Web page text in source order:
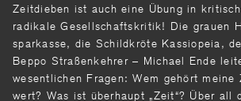
Zeitdieben ist auch eine Übung in
radikale Gesellschaftskritik! Die grauen
sparkasse, die Schildkröte Kassiopeia,
Beppo Straßenkehrer – Michael Ende
wesentlichen Fragen: Wem gehört
wert? Was ist überhaupt „Zeit“? Über all